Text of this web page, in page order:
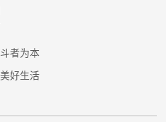
者为本
好生活